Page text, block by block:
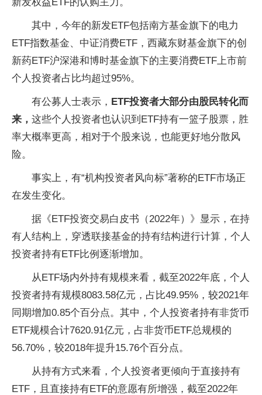
其中，今年的新发ETF包括南方基金旗下的电力
ETF指数基金、中证消费ETF，西藏东财基金旗下的创
新药ETF沪深港和博时基金旗下的主要消费ETF上市前
个人投资者占比均超过95%。
有公募人士表示， ETF投资者大部分由股民转化而
来， 这些个人投资者也认识到ETF持有一篮子股票，胜
率大概率更高，相对于个股来说，也能更好地分散风
险。
事实上，有“机构投资者风向标”著称的ETF市场正
在发生变化。
据《ETF投资交易白皮书（2022年）》显示，在持
有人结构上，穿透联接基金的持有结构进行计算，个人
投资者持有ETF比例逐渐增加。
从ETF场内外持有规模来看，截至2022年底，个人
投资者持有规模8083.58亿元，占比49.95%，较2021年
同期增加0.85个百分点。其中，个人投资者持有非货币
ETF规模合计7620.91亿元，占非货币ETF总规模的
56.70%，较2018年提升15.76个百分点。
从持有方式来看，个人投资者更倾向于直接持有
ETF，且直接持有ETF的意愿有所增强，截至2022年